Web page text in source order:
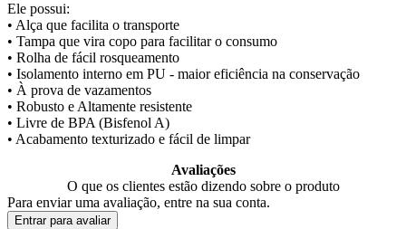
Ele possui:
• Alça que facilita o transporte
• Tampa que vira copo para facilitar o consumo
• Rolha de fácil rosqueamento
• Isolamento interno em PU - maior eficiência na conservação
• À prova de vazamentos
• Robusto e Altamente resistente
• Livre de BPA (Bisfenol A)
• Acabamento texturizado e fácil de limpar
Avaliações
O que os clientes estão dizendo sobre o produto
Para enviar uma avaliação, entre na sua conta.
Entrar para avaliar